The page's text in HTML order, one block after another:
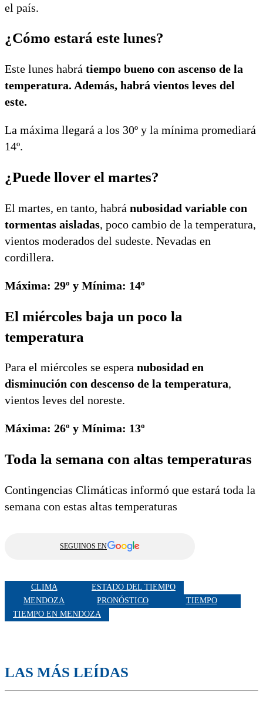
el país.
¿Cómo estará este lunes?
Este lunes habrá tiempo bueno con ascenso de la
temperatura. Además, habrá vientos leves del
este.
La máxima llegará a los 30º y la mínima promediará
14º.
¿Puede llover el martes?
El martes, en tanto, habrá nubosidad variable con
tormentas aisladas, poco cambio de la temperatura,
vientos moderados del sudeste. Nevadas en
cordillera.
Máxima: 29º y Mínima: 14º
El miércoles baja un poco la
temperatura
Para el miércoles se espera nubosidad en
disminución con descenso de la temperatura,
vientos leves del noreste.
Máxima: 26º y Mínima: 13º
Toda la semana con altas temperaturas
Contingencias Climáticas informó que estará toda la
semana con estas altas temperaturas
SEGUINOS EN
CLIMA
ESTADO DEL TIEMPO
MENDOZA
PRONÓSTICO
TIEMPO
TIEMPO EN MENDOZA
LAS MÁS LEÍDAS